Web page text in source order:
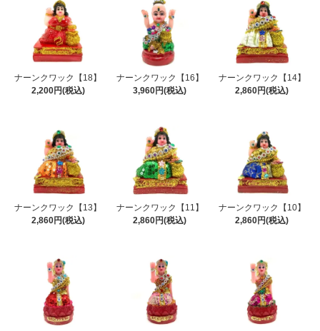
ナーンクワック【18】
2,200円(税込)
ナーンクワック【16】
3,960円(税込)
ナーンクワック【14】
2,860円(税込)
ナーンクワック【13】
2,860円(税込)
ナーンクワック【11】
2,860円(税込)
ナーンクワック【10】
2,860円(税込)